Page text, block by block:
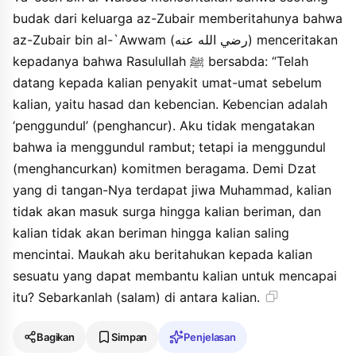
aljannaha hatta tuminu wala tuminu hatta tahabbu afala
unabbiukum bima yutsabbitu dzalika lakum afsyu assalama
baynakum haddatsana abu amirin haddatsana aliyyu ibnu
almubaraki an yahya ibni abi katsirin an yaisya ibni alwalidi anna
mawlan liali azzubayri haddatsahu anna azzubayra radhiya allahu
anhu haddatsahu anna annabiyya shalla allahu alayhi wasallama
qala dabba ilaykum fadzakarahu haddatsana ibrahimu ibnu
khalidin haddatsana rabahun an mamarin an yahya ibni abi
katsirin an yaisya ibni alwalidi ibni hisyamin an mawlan liali
azzubayri anna azzubayra ibna alawwami radhiya allahu anhu
haddatsahu anna rasula allahi shalla allahu alayhi wasallama qala
dabba ilaykum fadzakarahu.
budak dari keluarga az-Zubair memberitahunya bahwa
az-Zubair bin al-`Awwam (رضي الله عنه) menceritakan
kepadanya bahwa Rasulullah ﷺ bersabda: “Telah
datang kepada kalian penyakit umat-umat sebelum
kalian, yaitu hasad dan kebencian. Kebencian adalah
‘penggundul’ (penghancur). Aku tidak mengatakan
bahwa ia menggundul rambut; tetapi ia menggundul
(menghancurkan) komitmen beragama. Demi Dzat
yang di tangan-Nya terdapat jiwa Muhammad, kalian
tidak akan masuk surga hingga kalian beriman, dan
kalian tidak akan beriman hingga kalian saling
mencintai. Maukah aku beritahukan kepada kalian
sesuatu yang dapat membantu kalian untuk mencapai
itu? Sebarkanlah (salam) di antara kalian.
Bagikan Simpan Penjelasan